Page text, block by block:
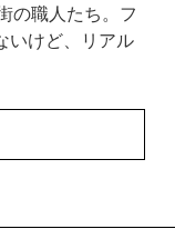
の職人たち。フ
いけど、リアル